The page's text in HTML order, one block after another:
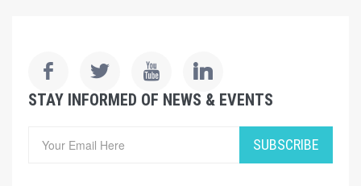
STAY INFORMED OF NEWS & EVENTS
SUBSCRIBE